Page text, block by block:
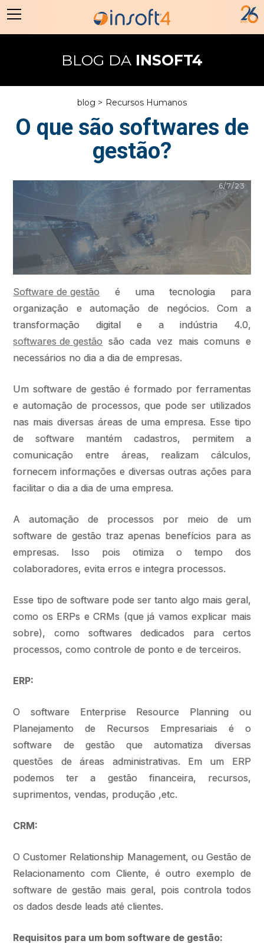
BLOG DAINSOFT4
blog > Recursos Humanos
O que são softwares de
gestão?
6/7/23
Software de gestão é uma tecnologia para
organização e automação de negócios. Com a
transformação digital e a indústria 4.0,
softwares de gestão são cada vez mais comuns e
necessários no dia a dia de empresas.
Um software de gestão é formado por ferramentas
e automação de processos, que pode ser utilizados
nas mais diversas áreas de uma empresa. Esse tipo
de software mantém cadastros, permitem a
comunicação entre áreas, realizam cálculos,
fornecem informações e diversas outras ações para
facilitar o dia a dia de uma empresa.
A automação de processos por meio de um
software de gestão traz apenas benefícios para as
empresas. Isso pois otimiza o tempo dos
colaboradores, evita erros e integra processos.
Esse tipo de software pode ser tanto algo mais geral,
como os ERPs e CRMs (que já vamos explicar mais
sobre), como softwares dedicados para certos
processos, como controle de ponto e de terceiros.
ERP:
O software Enterprise Resource Planning ou
Planejamento de Recursos Empresariais é o
software de gestão que automatiza diversas
questões de áreas administrativas. Em um ERP
podemos ter a gestão financeira, recursos,
suprimentos, vendas, produção ,etc.
CRM:
O Customer Relationship Management, ou Gestão de
Relacionamento com Cliente, é outro exemplo de
software de gestão mais geral, pois controla todos
os dados desde leads até clientes.
Requisitos para um bom software de gestão: